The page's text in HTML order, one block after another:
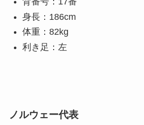
身長：186cm
体重：82kg
利き足：左
ノルウェー代表